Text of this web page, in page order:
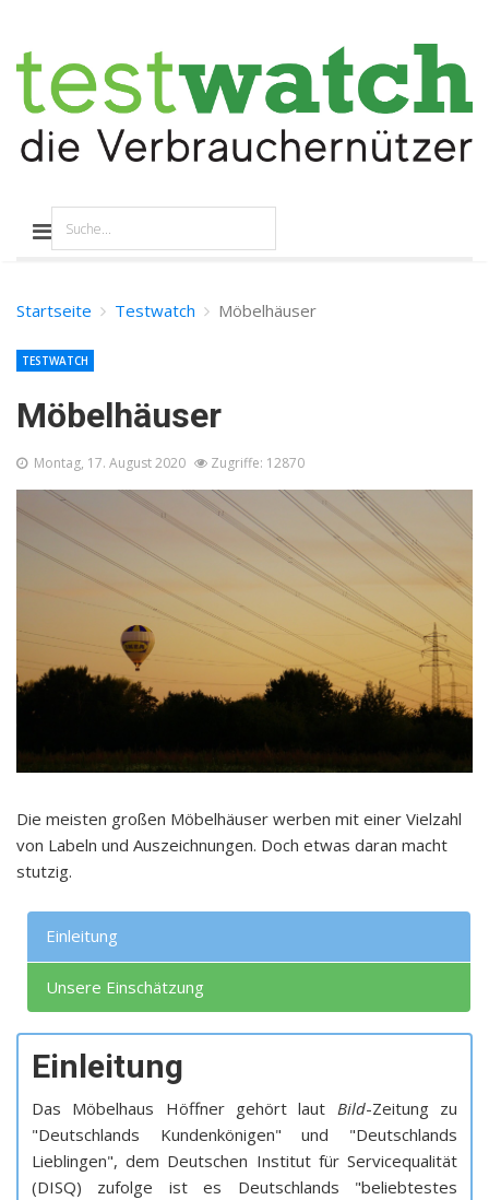
Startseite Testwatch Möbelhäuser
Möbelhäuser
TESTWATCH
Montag, 17. August 2020 Zugriffe: 12870
Die meisten großen Möbelhäuser werben mit einer Vielzahl
von Labeln und Auszeichnungen. Doch etwas daran macht
stutzig.
Einleitung
Unsere Einschätzung
Einleitung
Das Möbelhaus Höffner gehört laut Bild-Zeitung zu
"Deutschlands Kundenkönigen" und "Deutschlands
Lieblingen", dem Deutschen Institut für Servicequalität
(DISQ) zufolge ist es Deutschlands "beliebtestes